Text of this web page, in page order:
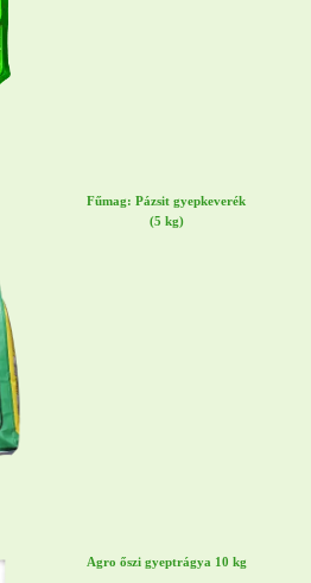
Fűmag: Pázsit gyepkeverék
(5 kg)
Agro őszi gyeptrágya 10 kg